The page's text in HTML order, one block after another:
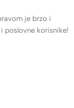
je brzo i
poslovne korisnike!